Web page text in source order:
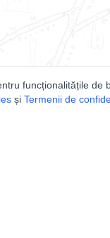
funcționalitățile
și Termenii de